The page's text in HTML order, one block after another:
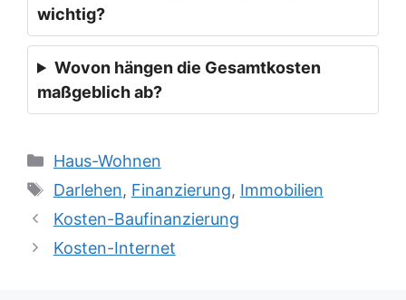
wichtig?
Wovon hängen die Gesamtkosten
maßgeblich ab?
Kategorien
Haus-Wohnen
Schlagwörter
Darlehen, Finanzierung, Immobilien
Kosten-Baufinanzierung
Kosten-Internet